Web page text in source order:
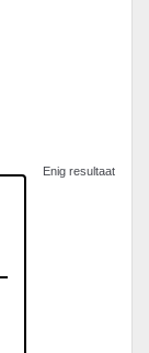
Enig resultaat